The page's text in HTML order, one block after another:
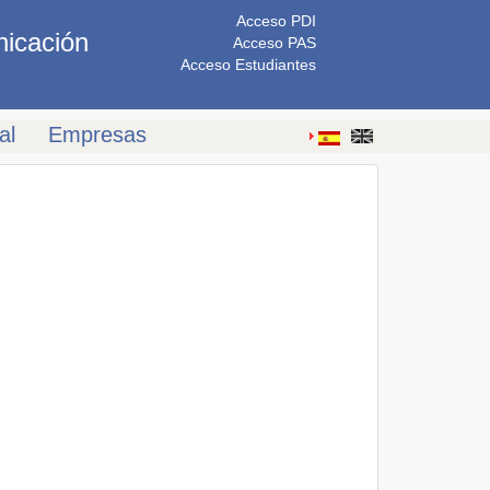
Acceso PDI
Acceso PAS
Acceso Estudiantes
Empresas